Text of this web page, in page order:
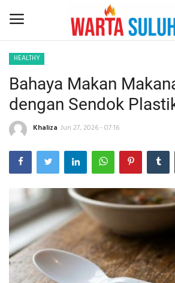
Home
NEWS
POLITIK
EKSBIS
PSPS PEKANBARU
LIFESTYLE
HEALTHY
Bahaya Makan
dengan Sendok
Khaliza Jun 27, 2026 - 07:16